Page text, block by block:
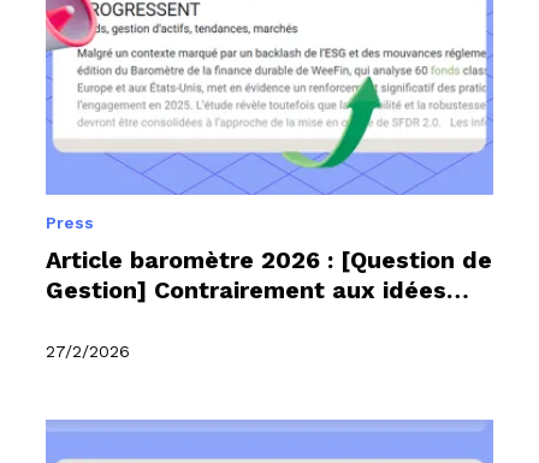
Press
Article baromètre 2026 : [Question de
Gestion] Contrairement aux idées
maturité et les pratiques
27/2/2026